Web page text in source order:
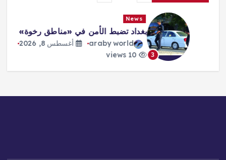
3
News
بغداد تضبط الأمن في «مناطق رخوة»
araby world
أغسطس 8, 2026
10 views